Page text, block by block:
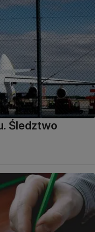
Śledztwo